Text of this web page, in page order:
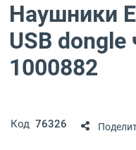
Наушники
USB
1000882
Код 76326